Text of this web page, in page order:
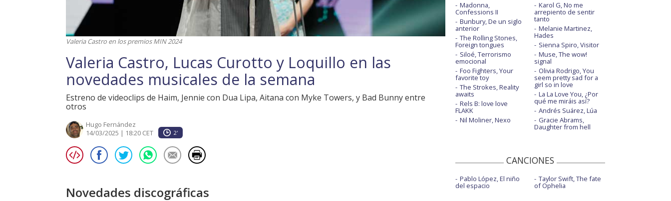
Valeria Castro en los premios MIN 2024
Valeria Castro, Lucas Curotto y Loquillo en las
novedades musicales de la semana
Estreno de videoclips de Haim, Jennie con Dua Lipa, Aitana con Myke Towers, y Bad Bunny entre
otros
Hugo Fernández
14/03/2025 | 18:20 CET
2'
Novedades discográficas
Madonna,
Confessions II
Bunbury, De un siglo
anterior
The Rolling Stones,
Foreign tongues
Siloé, Terrorismo
emocional
Foo Fighters, Your
favorite toy
The Strokes, Reality
awaits
Rels B: love love
FLAKK
Nil Moliner, Nexo
Karol G, No me
arrepiento de sentir
tanto
Melanie Martinez,
Hades
Sienna Spiro, Visitor
Muse, The wow!
signal
Olivia Rodrigo, You
seem pretty sad for a
girl so in love
La La Love You, ¿Por
qué me miráis así?
Andrés Suárez, Lúa
Gracie Abrams,
Daughter from hell
CANCIONES
Pablo López, El niño
del espacio
Taylor Swift, The fate
of Ophelia